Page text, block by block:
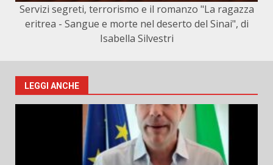
Servizi segreti, terrorismo e il romanzo "La ragazza
eritrea - Sangue e morte nel deserto del Sinai", di
Isabella Silvestri
LEGGI ANCHE